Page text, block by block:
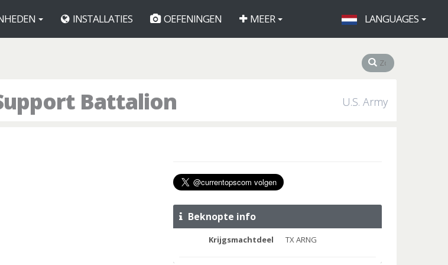
INSTALLATIES OEFENINGEN MEER LANGUAGES
Battalion U.S. Army
Beknopte info
Krijgsmachtdeel TX ARNG